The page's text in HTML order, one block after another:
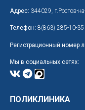
Адрес: 344029, г.Ростов-
Телефон: 8(863) 285-10-35
Регистрационный номер
Мы в социальных сетях:
ПОЛИКЛИНИКА